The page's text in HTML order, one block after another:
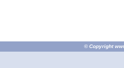
© Copyright